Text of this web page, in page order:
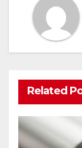
Related